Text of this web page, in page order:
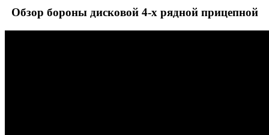
Обзор бороны дисковой 4-х рядной прицепной